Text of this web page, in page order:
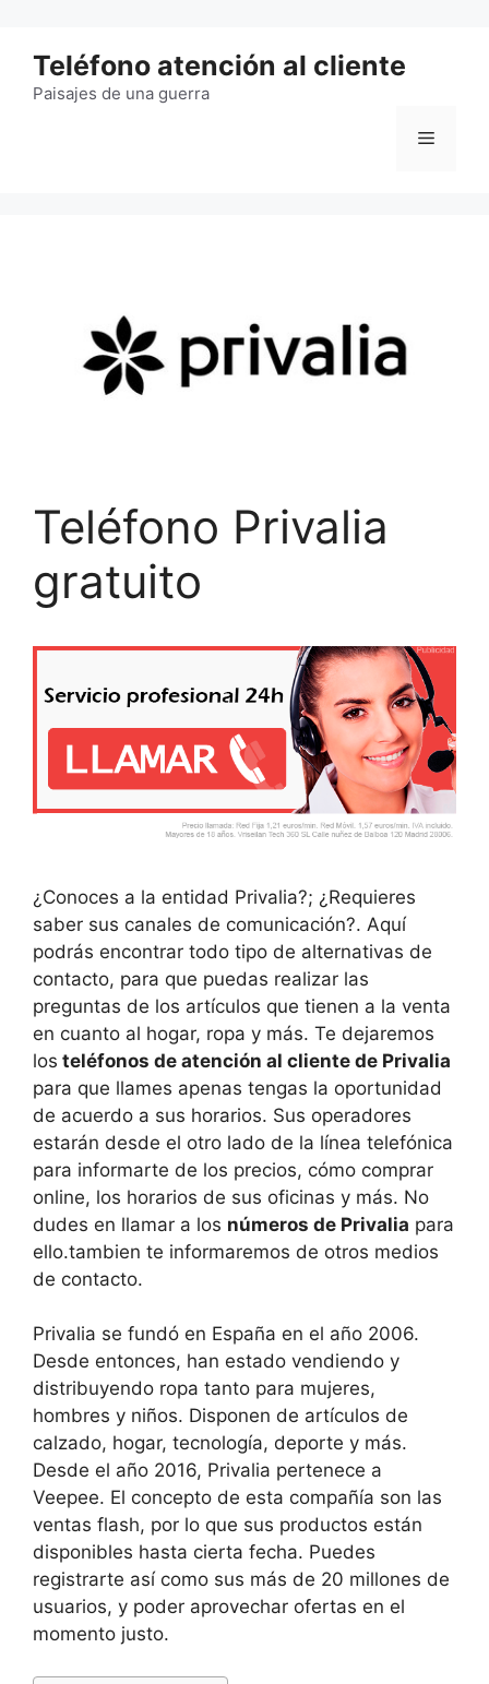
contenido
Teléfono atención al cliente
Paisajes de una guerra
Menú
Teléfono Privalia
gratuito
¿Conoces a la entidad Privalia?; ¿Requieres
saber sus canales de comunicación?. Aquí
podrás encontrar todo tipo de alternativas de
contacto, para que puedas realizar las
preguntas de los artículos que tienen a la venta
en cuanto al hogar, ropa y más. Te dejaremos
los teléfonos de atención al cliente de Privalia
para que llames apenas tengas la oportunidad
de acuerdo a sus horarios. Sus operadores
estarán desde el otro lado de la línea telefónica
para informarte de los precios, cómo comprar
online, los horarios de sus oficinas y más. No
dudes en llamar a los números de Privalia para
ello.tambien te informaremos de otros medios
de contacto.
Privalia se fundó en España en el año 2006.
Desde entonces, han estado vendiendo y
distribuyendo ropa tanto para mujeres,
hombres y niños. Disponen de artículos de
calzado, hogar, tecnología, deporte y más.
Desde el año 2016, Privalia pertenece a
Veepee. El concepto de esta compañía son las
ventas flash, por lo que sus productos están
disponibles hasta cierta fecha. Puedes
registrarte así como sus más de 20 millones de
usuarios, y poder aprovechar ofertas en el
momento justo.